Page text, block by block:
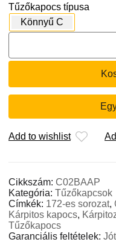
Tűzőkapocs típusa
Könnyű C
4
mennyiség
Add to wishlist
Cikkszám: C02BAAP
Kategória: Tűzőkapcsok
Címkék: 172-es sorozat,
Kárpitos kapocs,
Tűzőkapocs
Garanciális feltételek: